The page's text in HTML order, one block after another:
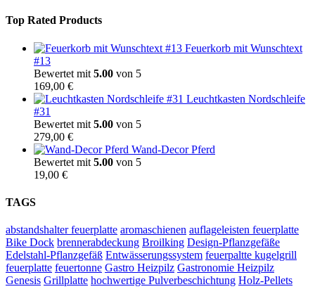
Top Rated Products
Feuerkorb mit Wunschtext
#13
Bewertet mit 5.00 von 5
169,00 €
Leuchtkasten Nordschleife
#31
Bewertet mit 5.00 von 5
279,00 €
Wand-Decor Pferd
Bewertet mit 5.00 von 5
19,00 €
TAGS
abstandshalter feuerplatte aromaschienen auflageleisten feuerplatte
Bike Dock brennerabdeckung Broilking Design-Pflanzgefäße
Edelstahl-Pflanzgefäß Entwässerungssystem feuerpaltte kugelgrill
feuerplatte feuertonne Gastro Heizpilz Gastronomie Heizpilz
Genesis Grillplatte hochwertige Pulverbeschichtung Holz-Pellets